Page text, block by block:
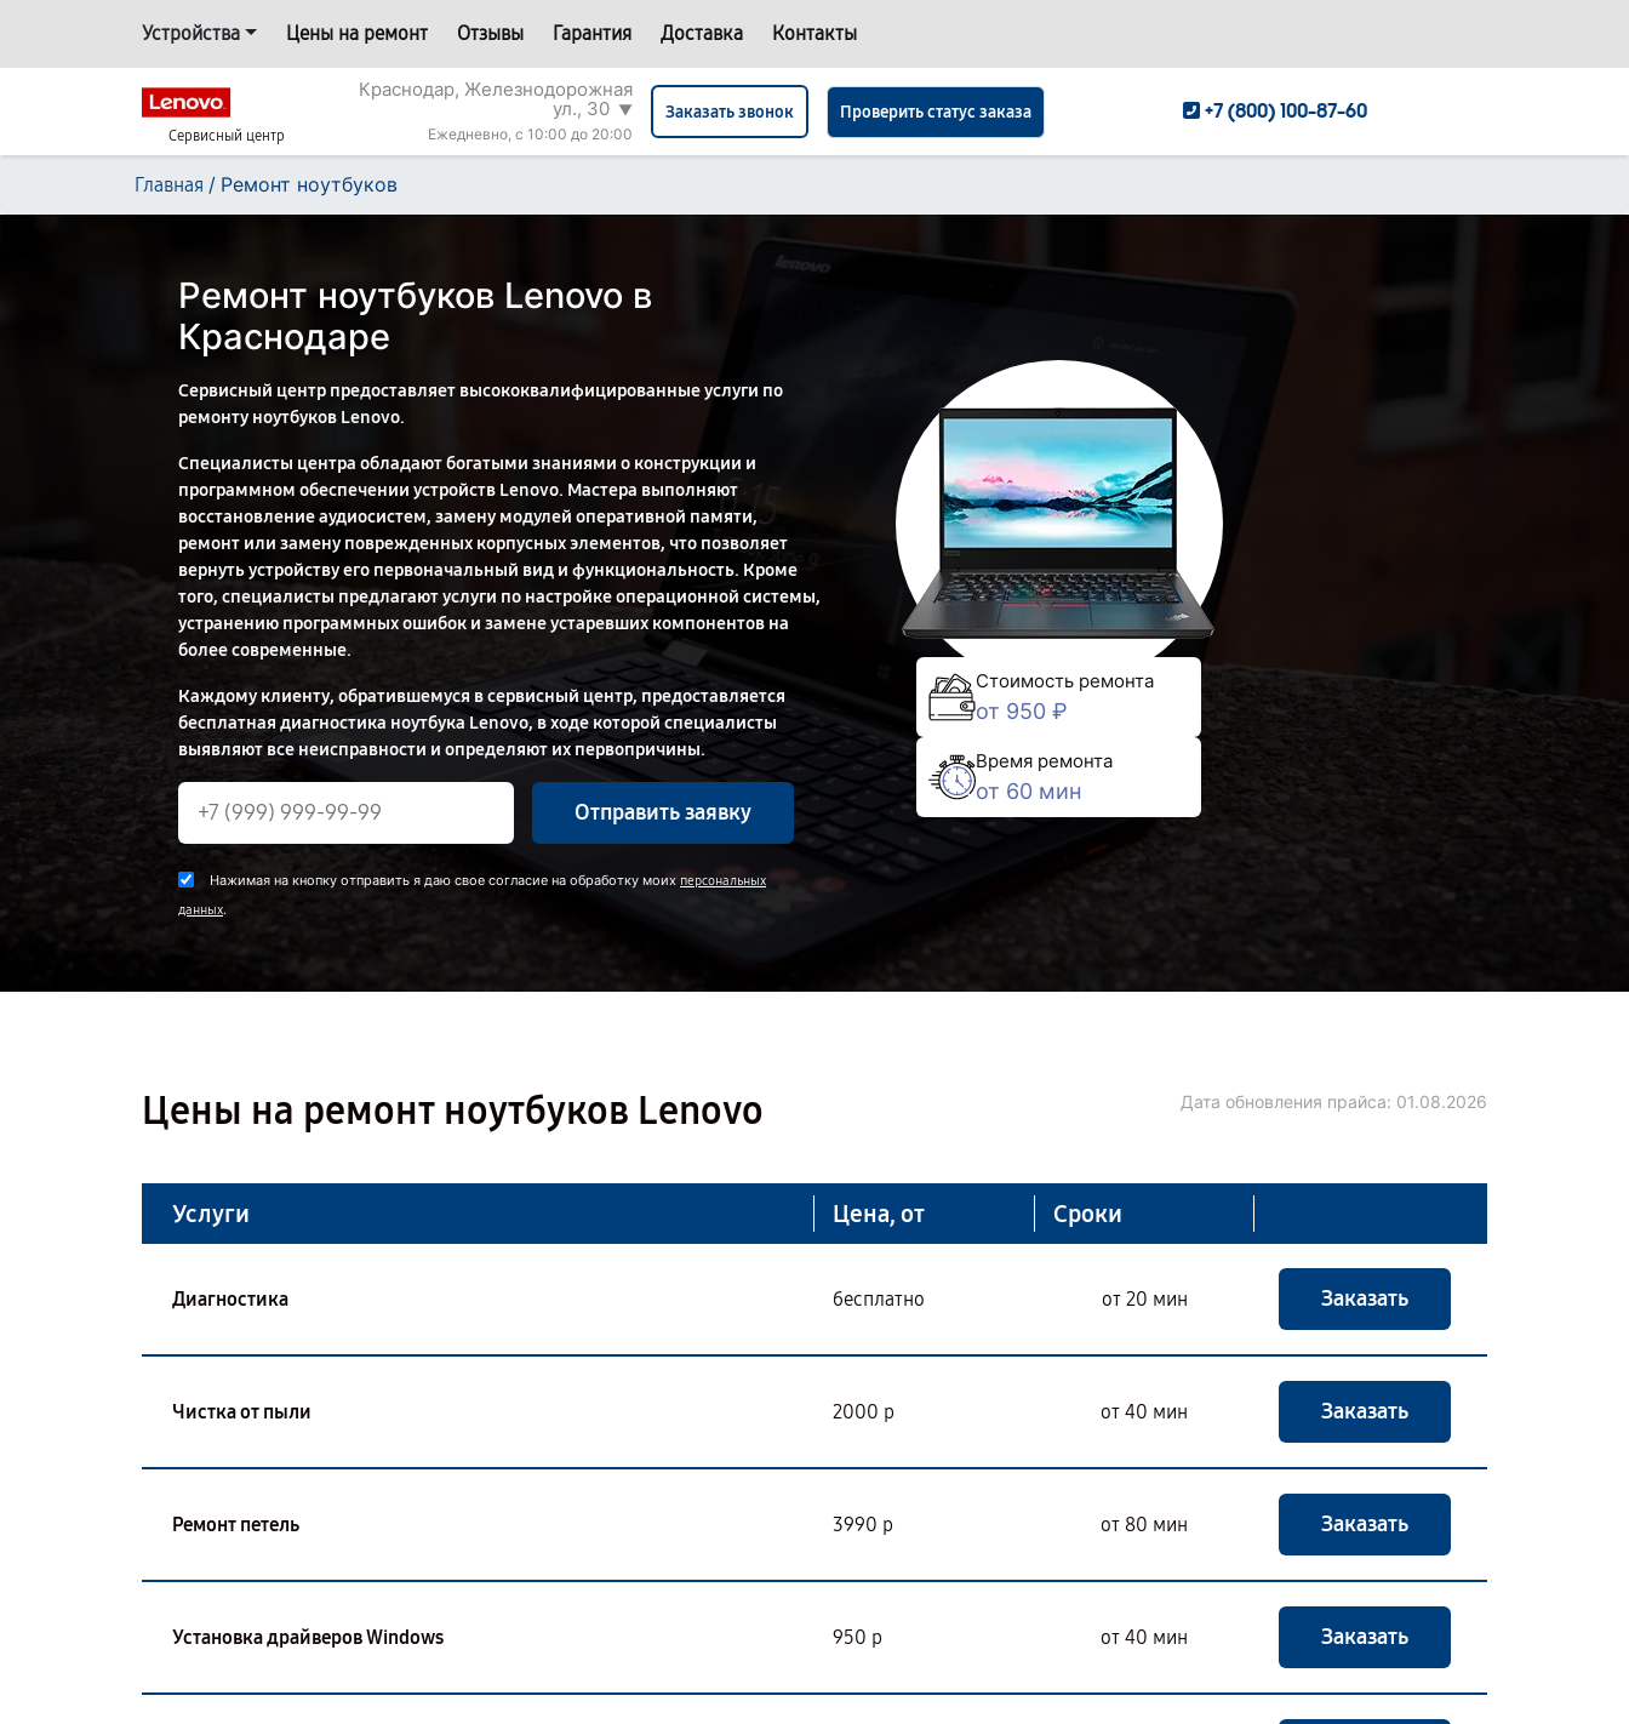
Устройства Цены на ремонт Отзывы Гарантия Доставка Контакты
Сервисный центр
Краснодар, Железнодорожная
ул., 30 ▼
Ежедневно, с 10:00 до 20:00
Заказать звонок Проверить статус заказа +7 (800) 100-87-60
Главная / Ремонт ноутбуков
Ремонт ноутбуков Lenovo в
Краснодаре
Сервисный центр предоставляет высококвалифицированные услуги по
ремонту ноутбуков Lenovo.
Специалисты центра обладают богатыми знаниями о конструкции и
программном обеспечении устройств Lenovo. Мастера выполняют
восстановление аудиосистем, замену модулей оперативной памяти,
ремонт или замену поврежденных корпусных элементов, что позволяет
вернуть устройству его первоначальный вид и функциональность. Кроме
того, специалисты предлагают услуги по настройке операционной системы,
устранению программных ошибок и замене устаревших компонентов на
более современные.
Каждому клиенту, обратившемуся в сервисный центр, предоставляется
бесплатная диагностика ноутбука Lenovo, в ходе которой специалисты
выявляют все неисправности и определяют их первопричины.
Отправить заявку
Нажимая на кнопку отправить я даю свое согласие на обработку моих персональных
данных.
Стоимость ремонта
от 950 ₽
Время ремонта
от 60 мин
Цены на ремонт ноутбуков Lenovo Дата обновления прайса: 01.08.2026
Услуги Цена, от Сроки
Диагностика бесплатно от 20 мин Заказать
Чистка от пыли 2000 р от 40 мин Заказать
Ремонт петель 3990 р от 80 мин Заказать
Установка драйверов Windows 950 р от 40 мин Заказать